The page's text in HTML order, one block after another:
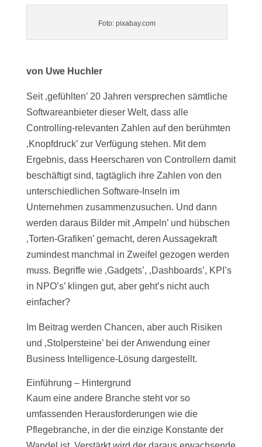
Foto: pixabay.com
von Uwe Huchler
Seit ‚gefühlten’ 20 Jahren versprechen sämtliche
Softwareanbieter dieser Welt, dass alle
Controlling-relevanten Zahlen auf den berühmten
‚Knopfdruck’ zur Verfügung stehen. Mit dem
Ergebnis, dass Heerscharen von Controllern damit
beschäftigt sind, tagtäglich ihre Zahlen von den
unterschiedlichen Software-Inseln im
Unternehmen zusammenzusuchen. Und dann
werden daraus Bilder mit ‚Ampeln’ und hübschen
‚Torten-Grafiken’ gemacht, deren Aussagekraft
zumindest manchmal in Zweifel gezogen werden
muss. Begriffe wie ‚Gadgets’, ‚Dashboards’, KPI’s
in NPO’s’ klingen gut, aber geht’s nicht auch
einfacher?
Im Beitrag werden Chancen, aber auch Risiken
und ‚Stolpersteine’ bei der Anwendung einer
Business Intelligence-Lösung dargestellt.
Einführung – Hintergrund
Kaum eine andere Branche steht vor so
umfassenden Herausforderungen wie die
Pflegebranche, in der die einzige Konstante der